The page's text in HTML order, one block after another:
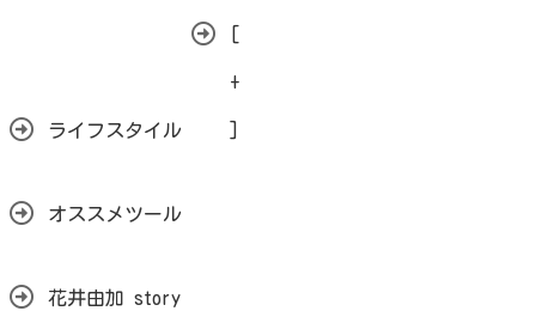
ライフスタイル
+
オススメツール
花井由加 story